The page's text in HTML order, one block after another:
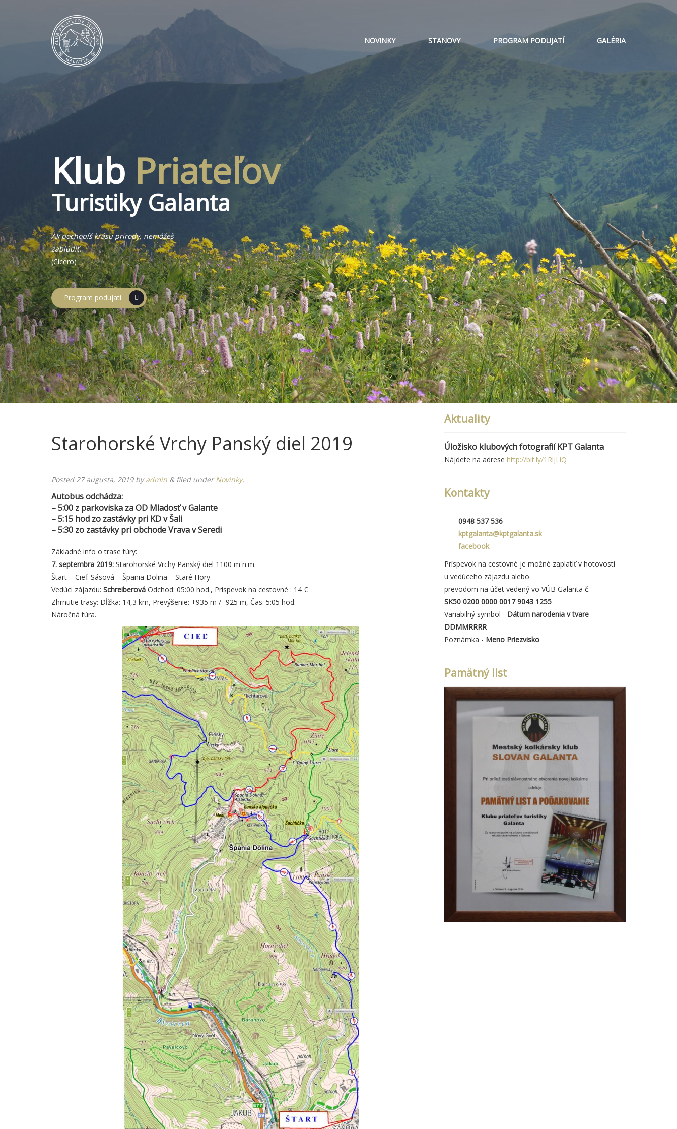
NOVINKY STANOVY PROGRAM PODUJATÍ GALÉRIA
Klub Priateľov
Turistiky Galanta
Ak pochopíš krásu prírody, nemôžeš
zablúdiť.
(Cicero)
Program podujatí
Starohorské Vrchy Panský diel 2019
Posted27 augusta, 2019byadmin &filed under Novinky.
Autobus odchádza:
– 5:00 z parkoviska za OD Mladosť v Galante
– 5:15 hod zo zastávky pri KD v Šali
– 5:30 zo zastávky pri obchode Vrava v Seredi
Základné info o trase túry:
7. septembra 2019: Starohorské Vrchy Panský diel 1100 m n.m.
Štart – Cieľ: Sásová – Špania Dolina – Staré Hory
Vedúci zájazdu: Schreiberová Odchod: 05:00 hod., Príspevok na cestovné : 14 €
Zhrnutie trasy: Dĺžka: 14,3 km, Prevýšenie: +935 m / -925 m, Čas: 5:05 hod.
Náročná túra.
Aktuality
Úložisko klubových fotografií KPT Galanta
Nájdete na adrese http://bit.ly/1RljLiQ
Kontakty
0948 537 536
kptgalanta@kptgalanta.sk
facebook
Príspevok na cestovné je možné zaplatiť v hotovosti
u vedúceho zájazdu alebo
prevodom na účet vedený vo VÚB Galanta č.
SK50 0200 0000 0017 9043 1255
Variabilný symbol - Dátum narodenia v tvare
DDMMRRRR
Poznámka - Meno Priezvisko
Pamätný list